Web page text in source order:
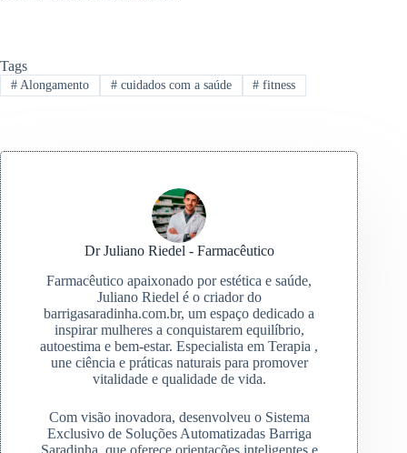
Tags
#Alongamento #cuidados com a saúde # fitness
Dr Juliano Riedel - Farmacêutico
Farmacêutico apaixonado por estética e saúde,
Juliano Riedel é o criador do
barrigasaradinha.com.br, um espaço dedicado a
inspirar mulheres a conquistarem equilíbrio,
autoestima e bem-estar. Especialista em Terapia ,
une ciência e práticas naturais para promover
vitalidade e qualidade de vida.
Com visão inovadora, desenvolveu o Sistema
Exclusivo de Soluções Automatizadas Barriga
Saradinha, que oferece orientações inteligentes e